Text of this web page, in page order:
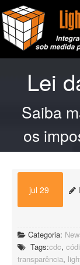
Produtos e
Light ERP –
A Light
Alianças
Lei
Saiba
os
jul 29
Categoria:
Tags:cdc,
transparência,